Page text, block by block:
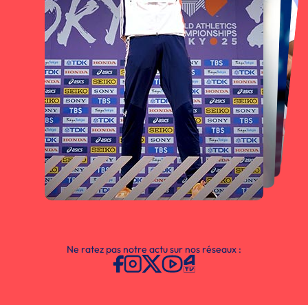
Ne ratez pas notre actu sur nos réseaux :